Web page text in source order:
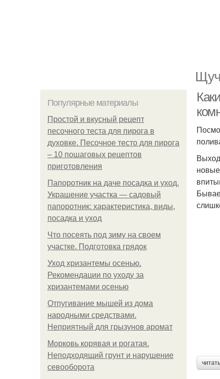
Популярные материалы
Простой и вкусный рецепт
песочного теста для пирога в
духовке. Песочное тесто для пирога
– 10 пошаговых рецептов
приготовления
Папоротник на даче посадка и уход.
Украшение участка — садовый
папоротник: характеристика, виды,
посадка и уход
Что посеять под зиму на своем
участке. Подготовка грядок
Уход хризантемы осенью.
Рекомендации по уходу за
хризантемами осенью
Отпугивание мышей из дома
народными средствами.
Неприятный для грызунов аромат
Морковь корявая и рогатая.
Неподходящий грунт и нарушение
севооборота